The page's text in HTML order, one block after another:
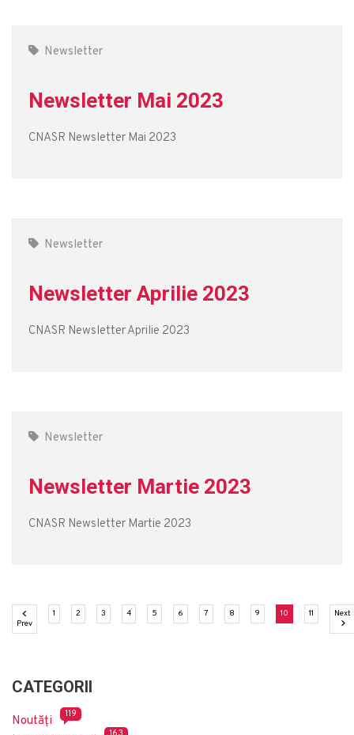
Newsletter
Newsletter Mai 2023
CNASR Newsletter Mai 2023
Newsletter
Newsletter Aprilie 2023
CNASR Newsletter Aprilie 2023
Newsletter
Newsletter Martie 2023
CNASR Newsletter Martie 2023
PrevPrevious
1 (current)
2 (current)
3 (current)
4(current)
5 (current)
6 (current)
7 (current)
8 (current)
9 (current)
10 (current)
11 (current)
Next
CATEGORII
Noutăți 119